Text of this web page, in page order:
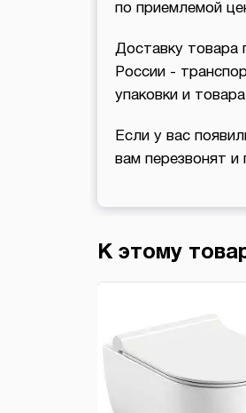
по приемлемой
Доставку товара
России -
упаковки и
Если у вас
вам перезвонят и
К этому